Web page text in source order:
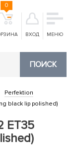
0
ВХОД МЕНЮ
ПОИСК
Perfektion
black lip polished)
ET35